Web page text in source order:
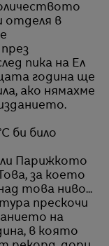
отделя в
пика на Ел
година ще
ако нямахме
би било
Парижкото
за което
това ниво...
прескочи
на
в която